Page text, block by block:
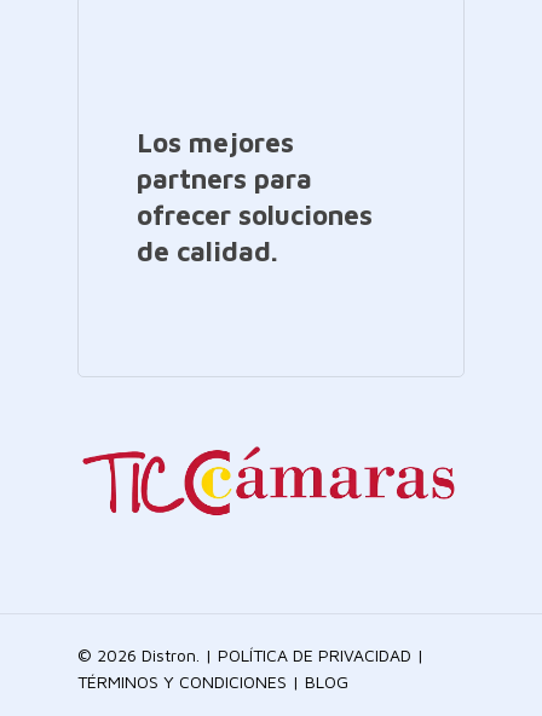
Los mejores
partners para
ofrecer soluciones
de calidad.
© 2026 Distron. | POLÍTICA DE PRIVACIDAD |
TÉRMINOS Y CONDICIONES | BLOG